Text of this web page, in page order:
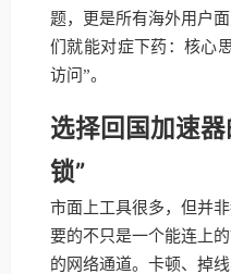
题，更是所有海外用户
们就能对症下药：核心
访问”。
选择回国加速
锁”
市面上工具很多，但并
要的不只是一个能连上
的网络通道。卡顿、掉